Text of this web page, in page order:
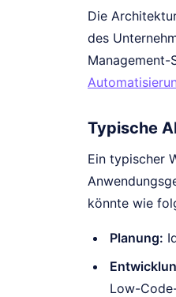
Die
des
Typische
Ein typischer
könnte wie
Planung:
Low-